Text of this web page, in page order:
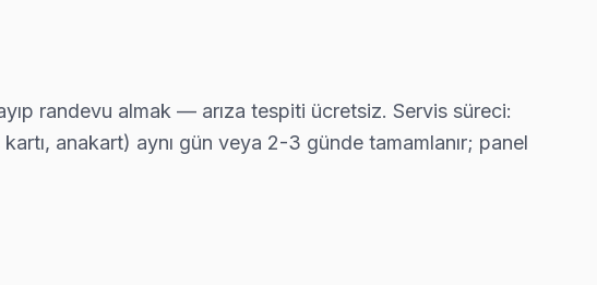
randevu almak — arıza tespiti ücretsiz. Servis süreci:
anakart) aynı gün veya 2-3 günde tamamlanır; panel